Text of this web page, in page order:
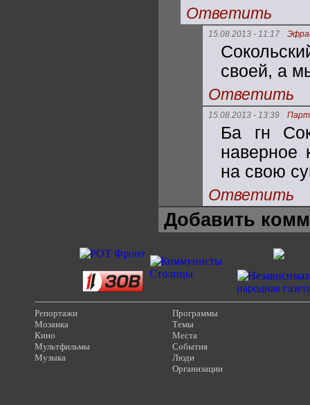
Ответить
15.08.2013 - 11:17
своей, а
Ответить
15.08.2013 - 13:39
Ба гн
наверное
на свою
Ответить
Добавить
Репортажи
Мозаика
Кино
Мультфильмы
Музыка
Программы
Темы
Места
События
Люди
Организации